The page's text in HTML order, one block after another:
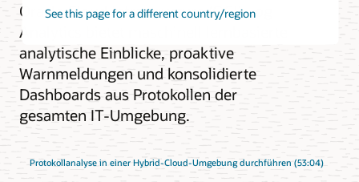
See this page for a different country/region
Oracle Cloud Infrastructure (OCI) Log
Analytics bietet maschinell lernbasierte
analytische Einblicke, proaktive
Warnmeldungen und konsolidierte
Dashboards aus Protokollen der
gesamten IT-Umgebung.
Protokollanalyse in einer Hybrid-Cloud-Umgebung durchführen (53:04)